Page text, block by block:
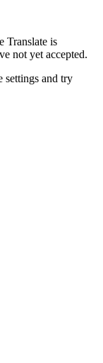
Translate is
not yet accepted.
settings and try